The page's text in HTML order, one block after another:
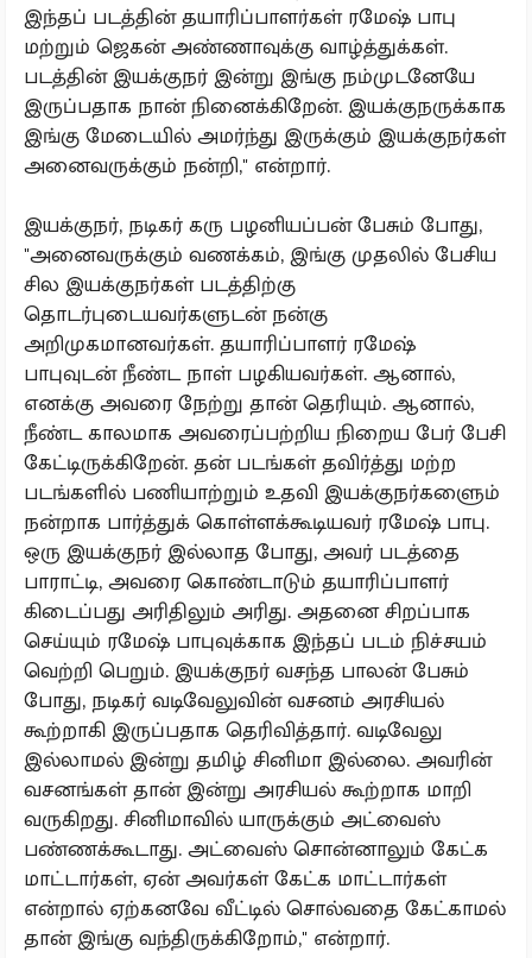
இந்தப் படத்தின் தயாரிப்பாளர்கள் ரமேஷ் பாபு
மற்றும் ஜெகன் அண்ணாவுக்கு வாழ்த்துக்கள்.
படத்தின் இயக்குநர் இன்று இங்கு நம்முடனேயே
இருப்பதாக நான் நினைக்கிறேன். இயக்குநருக்காக
இங்கு மேடையில் அமர்ந்து இருக்கும் இயக்குநர்கள்
அனைவருக்கும் நன்றி," என்றார்.
இயக்குநர், நடிகர் கரு பழனியப்பன் பேசும் போது,
"அனைவருக்கும் வணக்கம், இங்கு முதலில் பேசிய
சில இயக்குநர்கள் படத்திற்கு
தொடர்புடையவர்களுடன் நன்கு
அறிமுகமானவர்கள். தயாரிப்பாளர் ரமேஷ்
பாபுவுடன் நீண்ட நாள் பழகியவர்கள். ஆனால்,
எனக்கு அவரை நேற்று தான் தெரியும். ஆனால்,
நீண்ட காலமாக அவரைப்பற்றிய நிறைய பேர் பேசி
கேட்டிருக்கிறேன். தன் படங்கள் தவிர்த்து மற்ற
படங்களில் பணியாற்றும் உதவி இயக்குநர்களைும்
நன்றாக பார்த்துக் கொள்ளக்கூடியவர் ரமேஷ் பாபு.
ஒரு இயக்குநர் இல்லாத போது, அவர் படத்தை
பாராட்டி, அவரை கொண்டாடும் தயாரிப்பாளர்
கிடைப்பது அரிதிலும் அரிது. அதனை சிறப்பாக
செய்யும் ரமேஷ் பாபுவுக்காக இந்தப் படம் நிச்சயம்
வெற்றி பெறும். இயக்குநர் வசந்த பாலன் பேசும்
போது, நடிகர் வடிவேலுவின் வசனம் அரசியல்
கூற்றாகி இருப்பதாக தெரிவித்தார். வடிவேலு
இல்லாமல் இன்று தமிழ் சினிமா இல்லை. அவரின்
வசனங்கள் தான் இன்று அரசியல் கூற்றாக மாறி
வருகிறது. சினிமாவில் யாருக்கும் அட்வைஸ்
பண்ணக்கூடாது. அட்வைஸ் சொன்னாலும் கேட்க
மாட்டார்கள், ஏன் அவர்கள் கேட்க மாட்டார்கள்
என்றால் ஏற்கனவே வீட்டில் சொல்வதை கேட்காமல்
தான் இங்கு வந்திருக்கிறோம்," என்றார்.